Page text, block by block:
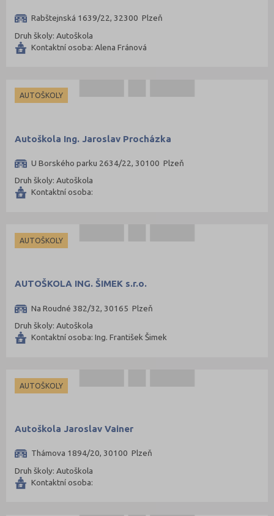
Rabštejnská 1639/22, 32300 Plzeň
Druh školy: Autoškola
Kontaktní osoba: Alena Fránová
AUTOŠKOLY
Autoškola Ing. Jaroslav Procházka
U Borského parku 2634/22, 30100 Plzeň
Druh školy: Autoškola
Kontaktní osoba:
AUTOŠKOLY
AUTOŠKOLA ING. ŠIMEK s.r.o.
Na Roudné 382/32, 30165 Plzeň
Druh školy: Autoškola
Kontaktní osoba: Ing. František Šimek
AUTOŠKOLY
Autoškola Jaroslav Vainer
Thámova 1894/20, 30100 Plzeň
Druh školy: Autoškola
Kontaktní osoba: